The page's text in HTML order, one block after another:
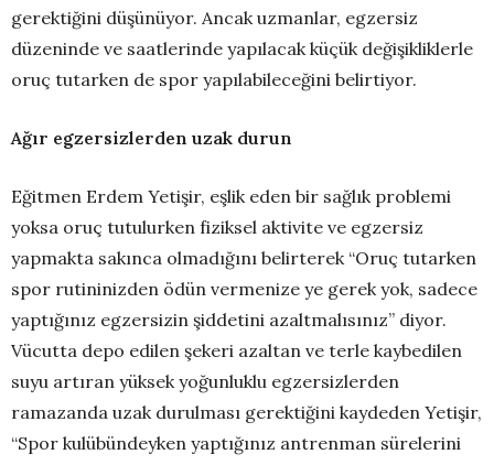
gerektiğini düşünüyor. Ancak uzmanlar, egzersiz
düzeninde ve saatlerinde yapılacak küçük değişikliklerle
oruç tutarken de spor yapılabileceğini belirtiyor.
Ağır egzersizlerden uzak durun
Eğitmen Erdem Yetişir, eşlik eden bir sağlık problemi
yoksa oruç tutulurken fiziksel aktivite ve egzersiz
yapmakta sakınca olmadığını belirterek “Oruç tutarken
spor rutininizden ödün vermenize ye gerek yok, sadece
yaptığınız egzersizin şiddetini azaltmalısınız” diyor.
Vücutta depo edilen şekeri azaltan ve terle kaybedilen
suyu artıran yüksek yoğunluklu egzersizlerden
ramazanda uzak durulması gerektiğini kaydeden Yetişir,
“Spor kulübündeyken yaptığınız antrenman sürelerini